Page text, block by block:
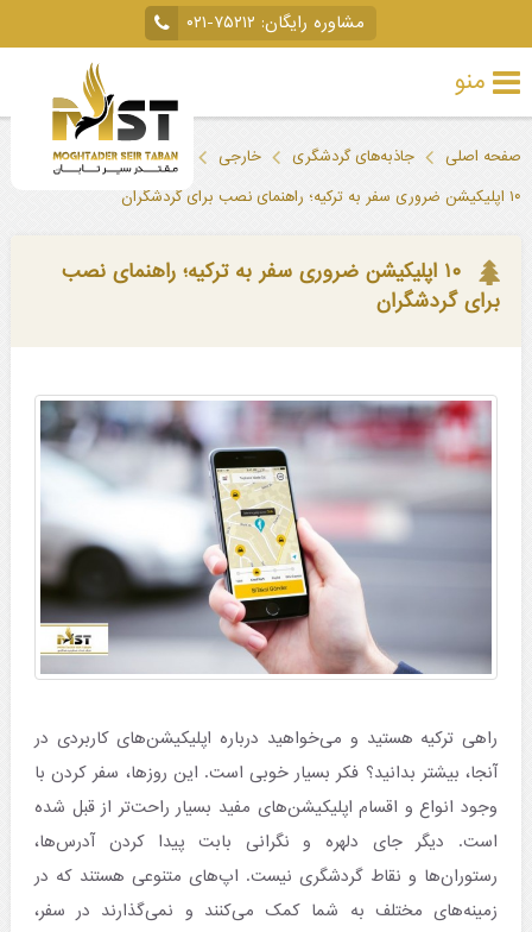
مشاوره رایگان: ۰۲۱-۷۵۲۱۲
منو
داخلی
تور
آخری
جاذبه‌های
صفحه اصلی جاذبه‌های گردشگری خارجی
ترکیه
۱۰ اپلیکیشن ضروری سفر به ترکیه؛ راهنمای نصب برای گردشگران
۱۰ اپلیکیشن ضروری سفر به ترکیه؛ راهنمای نصب
برای گردشگران
راهی ترکیه هستید و می‌خواهید درباره اپلیکیشن‌های کاربردی در
آنجا، بیشتر بدانید؟ فکر بسیار خوبی است. این روزها، سفر کردن با
وجود انواع و اقسام اپلیکیشن‌های مفید بسیار راحت‌تر از قبل شده
است. دیگر جای دلهره و نگرانی بابت پیدا کردن آدرس‌ها،
رستوران‌ها و نقاط گردشگری نیست. اپ‌های متنوعی هستند که در
زمینه‌های مختلف به شما کمک می‌کنند و نمی‌گذارند در سفر،